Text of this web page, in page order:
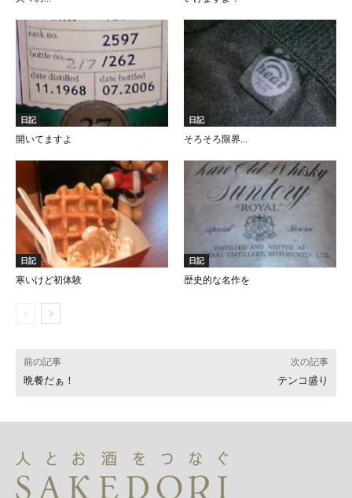
日記
開いてますよ
日記
そろそろ限界…
日記
寒いけど初体験
日記
歴史的な名作を
前の記事
晩餐だぁ！
次の記事
テンコ盛り